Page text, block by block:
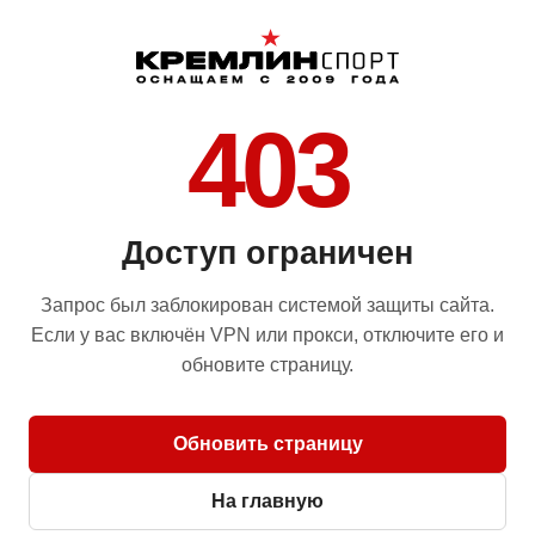
403
Доступ ограничен
Запрос был заблокирован системой защиты сайта.
Если у вас включён VPN или прокси, отключите его и
обновите страницу.
Обновить страницу
На главную